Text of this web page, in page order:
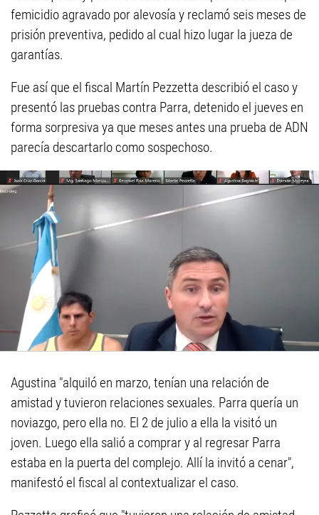
femicidio agravado por alevosía y reclamó seis meses de
prisión preventiva, pedido al cual hizo lugar la jueza de
garantías.
Fue así que el fiscal Martín Pezzetta describió el caso y
presentó las pruebas contra Parra, detenido el jueves en
forma sorpresiva ya que meses antes una prueba de ADN
parecía descartarlo como sospechoso.
Agustina "alquiló en marzo, tenían una relación de
amistad y tuvieron relaciones sexuales. Parra quería un
noviazgo, pero ella no. El 2 de julio a ella la visitó un
joven. Luego ella salió a comprar y al regresar Parra
estaba en la puerta del complejo. Allí la invitó a cenar",
manifestó el fiscal al contextualizar el caso.